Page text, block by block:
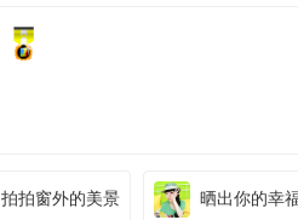
拍拍窗外的美景 晒出你的幸